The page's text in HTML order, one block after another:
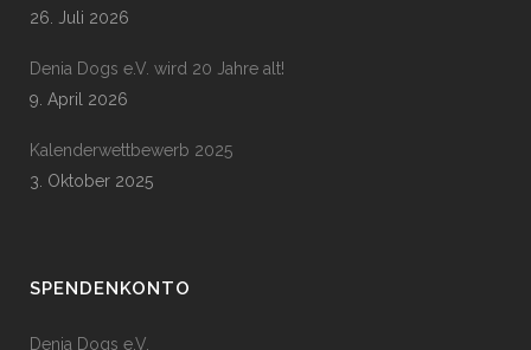
26. Juli 2026
Denia Dogs e.V. wird 20 Jahre alt!
9. April 2026
Kalenderwettbewerb 2025
3. Oktober 2025
SPENDENKONTO
Denia Dogs e.V.